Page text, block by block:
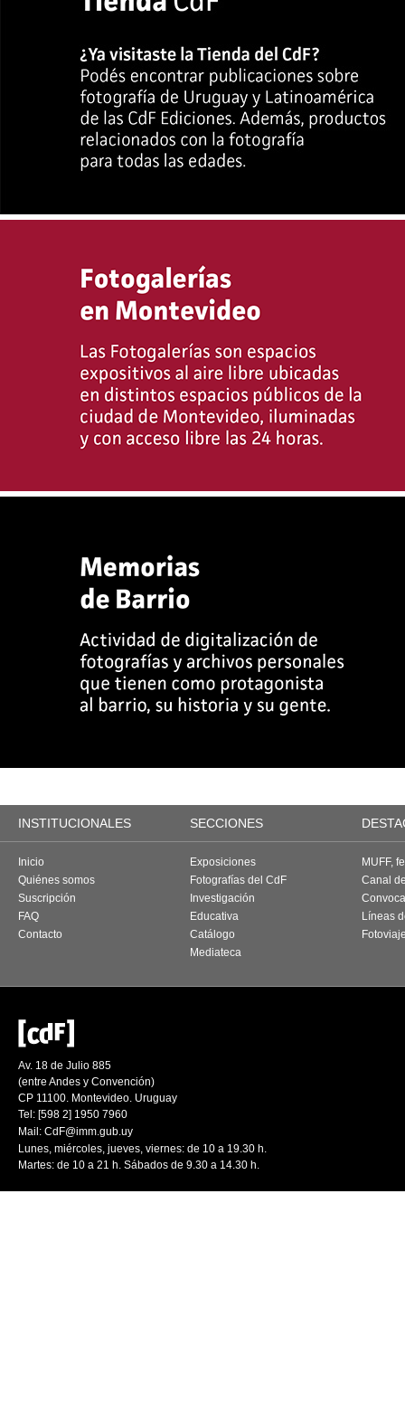
INSTITUCIONALES SECCIONES
Inicio
Quiénes somos
Suscripción
FAQ
Contacto
Exposiciones
Fotografías del CdF
Investigación
Educativa
Catálogo
Mediateca
MUFF,
Canal
Líneas
Av. 18 de Julio 885
(entre Andes y Convención)
CP 11100. Montevideo. Uruguay
Tel: [598 2] 1950 7960
Mail: CdF@imm.gub.uy
Lunes, miércoles, jueves, viernes: de 10 a 19.30 h.
Martes: de 10 a 21 h. Sábados de 9.30 a 14.30 h.